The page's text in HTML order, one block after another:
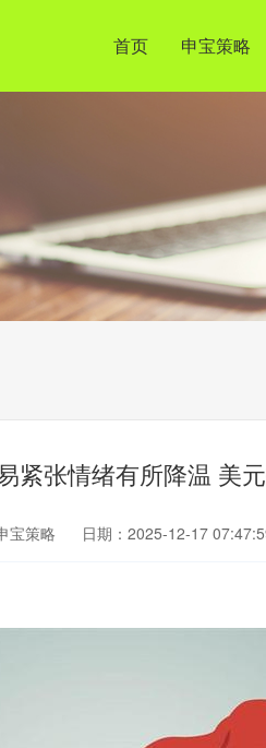
首页 申宝策略
紧张情绪有所降温 美
宝策略 日期：2025-12-17